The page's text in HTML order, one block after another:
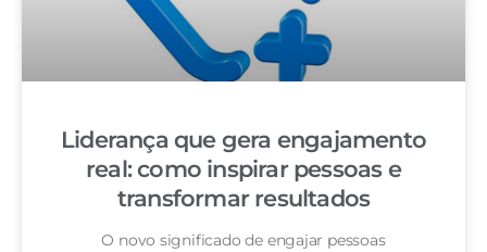
Liderança que gera engajamento
real: como inspirar pessoas e
transformar resultados
O novo significado de engajar pessoas